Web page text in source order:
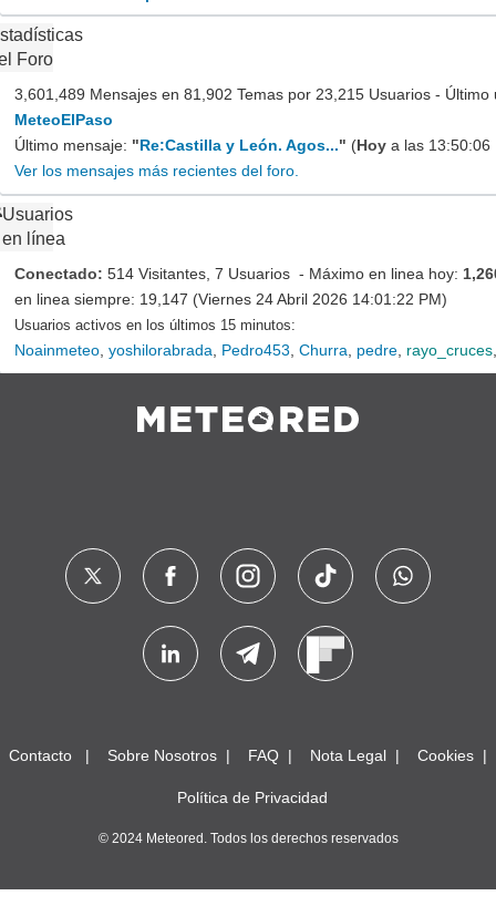
Foro
3,601,489 Mensajes en 81,902 Temas por 23,215 Usuarios - Último
MeteoElPaso
Último mensaje: "Re:Castilla y León. Agos..." (Hoy a las 13:50:06
Ver los mensajes más recientes del foro.
Usuarios
en línea
Conectado: 514 Visitantes, 7 Usuarios - Máximo en linea hoy:
en linea siempre: 19,147 (Viernes 24 Abril 2026 14:01:22 PM)
Usuarios activos en los últimos 15 minutos:
Noainmeteo yoshilorabrada Pedro453 Churra pedre rayo_cruces
Contacto Sobre Nosotros FAQ Nota Legal Cookies
Política de Privacidad
© 2024 Meteored. Todos los derechos reservados